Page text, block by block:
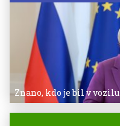
Znano, kdo je bil v